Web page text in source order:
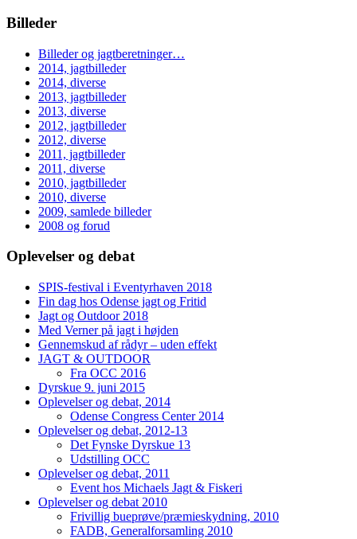
Billeder
Billeder og jagtberetninger…
2014, jagtbilleder
2014, diverse
2013, jagtbilleder
2013, diverse
2012, jagtbilleder
2012, diverse
2011, jagtbilleder
2011, diverse
2010, jagtbilleder
2010, diverse
2009, samlede billeder
2008 og forud
Oplevelser og debat
SPIS-festival i Eventyrhaven 2018
Fin dag hos Odense jagt og Fritid
Jagt og Outdoor 2018
Med Verner på jagt i højden
Gennemskud af rådyr – uden effekt
JAGT & OUTDOOR
Fra OCC 2016
Dyrskue 9. juni 2015
Oplevelser og debat, 2014
Odense Congress Center 2014
Oplevelser og debat, 2012-13
Det Fynske Dyrskue 13
Udstilling OCC
Oplevelser og debat, 2011
Event hos Michaels Jagt & Fiskeri
Oplevelser og debat 2010
Frivillig bueprøve/præmieskydning, 2010
FADB, Generalforsamling 2010